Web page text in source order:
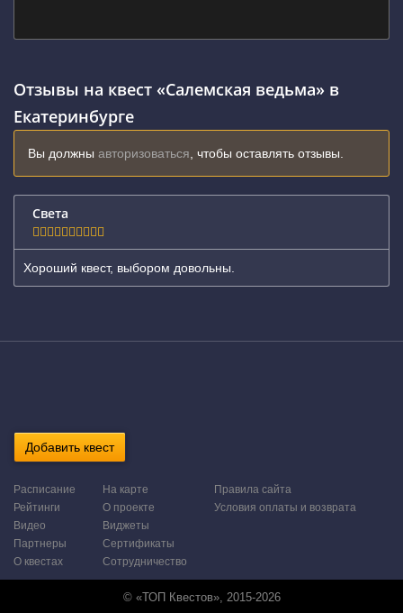
Отзывы на квест «Салемская ведьма» в
Екатеринбурге
Вы должны авторизоваться , чтобы оставлять отзывы.
Света
Хороший квест, выбором довольны.
Добавить квест
Расписание
Рейтинги
Видео
Партнеры
О квестах
На карте
О проекте
Виджеты
Сертификаты
Сотрудничество
Правила сайта
Условия оплаты и возврата
© «ТОП Квестов», 2015-2026